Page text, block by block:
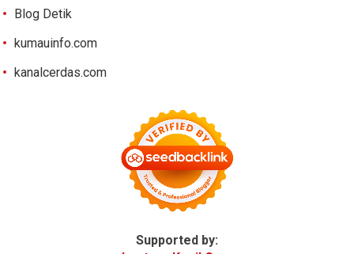
Blog Detik
kumauinfo.com
kanalcerdas.com
Supported by: